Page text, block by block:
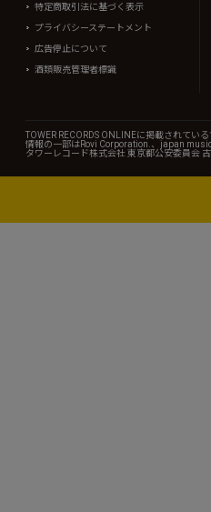
特定商取引法に基づく表示
プライバシーステートメント
広告停止について
酒類販売管理者標識
TOWER RECORDS ONLINEに掲載されて
情報の一部はRovi Corporation.、japan
タワーレコード株式会社 東京都公安委員会